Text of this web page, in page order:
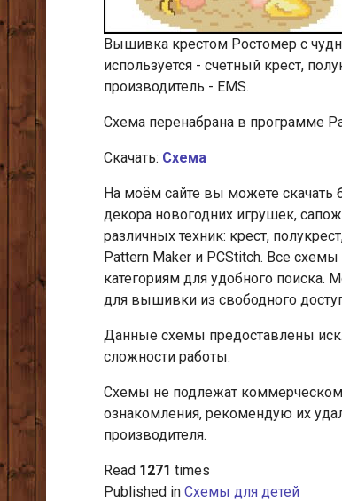
Вышивка крестом Ростомер с
используется - счетный крест,
производитель - EMS.
Cхема перенабрана в программе
Скачать: Схема
На моём сайте вы можете
декора новогодних игрушек,
различных техник: крест,
Pattern Maker и PCStitch. Все
категориям для удобного поиска.
для вышивки из свободного
Данные схемы предоставлены
сложности работы.
Схемы не подлежат
ознакомления, рекомендую их
производителя.
Read 1271 times
Published in Схемы для детей